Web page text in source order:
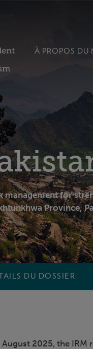
À PROPOS DU
management for
Province,
DU DOSSIER
August 2025, the IRM